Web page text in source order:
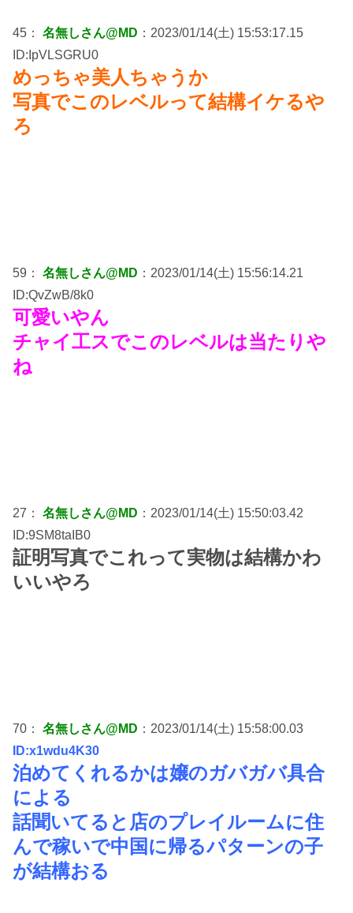
45： 名無しさん@MD ：2023/01/14(土) 15:53:17.15
ID:IpVLSGRU0
めっちゃ美人ちゃうか
写真でこのレベルって結構イケるや
ろ
59： 名無しさん@MD ：2023/01/14(土) 15:56:14.21
ID:QvZwB/8k0
可愛いやん
チャイ工スでこのレベルは当たりや
ね
27： 名無しさん@MD ：2023/01/14(土) 15:50:03.42
ID:9SM8taIB0
証明写真でこれって実物は結構かわ
いいやろ
70： 名無しさん@MD ：2023/01/14(土) 15:58:00.03
ID:x1wdu4K30
泊めてくれるかは嬢のガバガバ具合
による
話聞いてると店のプレイルームに住
んで稼いで中国に帰るパターンの子
が結構おる